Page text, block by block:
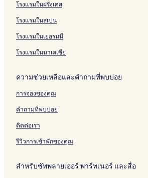
โรงแรมในฝรั่งเศส
โรงแรมในสเปน
โรงแรมในเยอรมนี
โรงแรมในมาเลเซีย
ความช่วยเหลือและคำถามที่พบบ่อย
การจองของคุณ
คำถามที่พบบ่อย
ติดต่อเรา
รีวิวการเข้าพักของคุณ
สำหรับซัพพลายเออร์ พาร์ทเนอร์ และสื่อ